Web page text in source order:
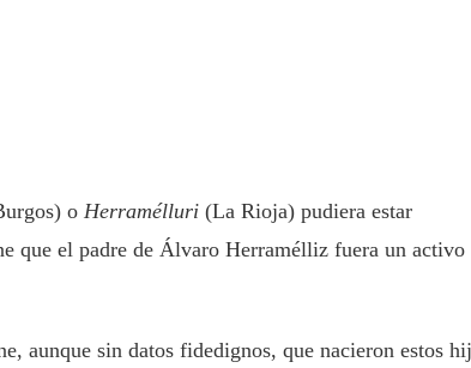
o Herramélluri (La Rioja) pudiera estar
que el padre de Álvaro Herramélliz fuera un activo
aunque sin datos fidedignos, que nacieron estos